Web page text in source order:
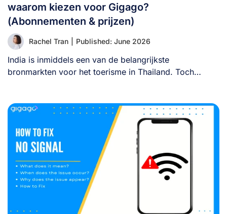
waarom kiezen voor Gigago?
(Abonnementen & prijzen)
Rachel Tran Published: June 2026
India is inmiddels een van de belangrijkste
bronmarkten voor het toerisme in Thailand. Toch